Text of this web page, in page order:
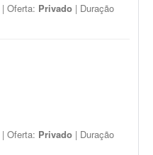
| Oferta: Privado | Duração
| Oferta: Privado | Duração